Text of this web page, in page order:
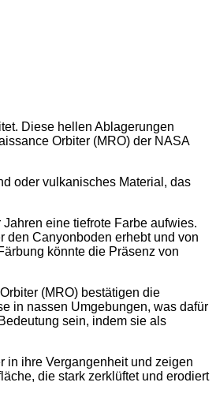
Diese hellen Ablagerungen
Orbiter (MRO) der NASA
oder vulkanisches Material, das
eine tiefrote Farbe aufwies.
den Canyonboden erhebt und von
könnte die Präsenz von
(MRO) bestätigen die
in nassen Umgebungen, was dafür
sein, indem sie als
in ihre Vergangenheit und zeigen
die stark zerklüftet und erodiert